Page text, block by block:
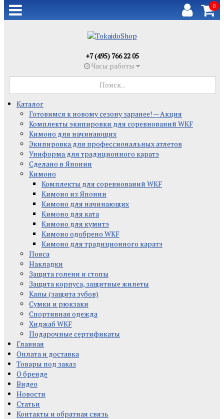
0
+7 (495) 766 22 05
Часы работы
Каталог
Готовимся к новому сезону заранее! — Акция
Комплекты экипировки для соревнований WKF
Кимоно для начинающих
Экипировка для профессиональных атлетов
Униформа для традиционного каратэ
Сделано в Японии
Кимоно
Комплекты для соревнований WKF
Кимоно из Японии
Кимоно для начинающих
Кимоно для ката
Кимоно для кумитэ
Кимоно одобрено WKF
Кимоно для традиционного каратэ
Пояса
Накладки
Защита голени и стопы
Защита корпуса, защитные жилеты
Капы (защита зубов)
Сумки и рюкзаки
Спортивная одежда
Хиджаб WKF
Подарочные сертификаты
Главная
Оплата и доставка
Товары под заказ
О бренде
Видео
Новости
Статьи
Контакты и обратная связь